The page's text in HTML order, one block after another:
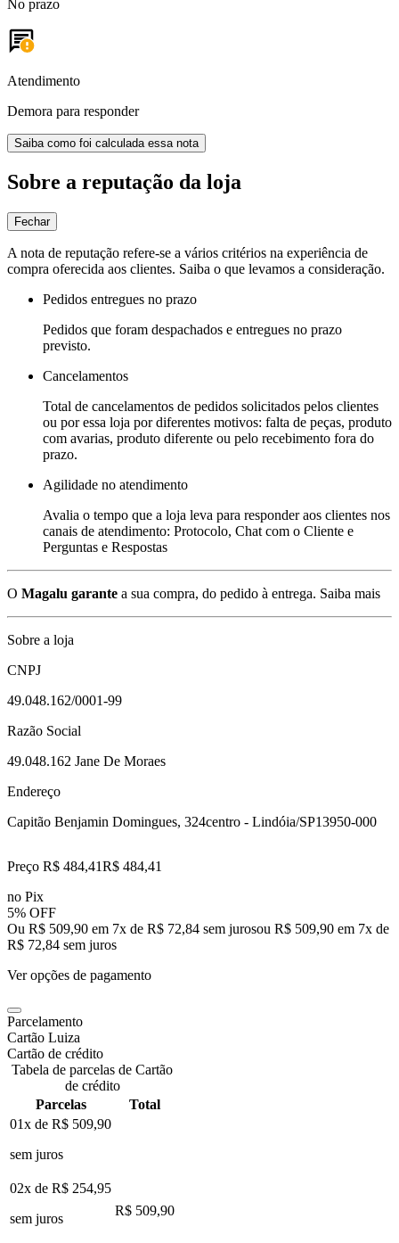
No prazo
Atendimento
Demora para responder
Saiba como foi calculada essa nota
Sobre a reputação da loja
Fechar
A nota de reputação refere-se a vários critérios na experiência de
compra oferecida aos clientes. Saiba o que levamos a consideração.
Pedidos entregues no prazo
Pedidos que foram despachados e entregues no prazo
previsto.
Cancelamentos
Total de cancelamentos de pedidos solicitados pelos clientes
ou por essa loja por diferentes motivos: falta de peças, produto
com avarias, produto diferente ou pelo recebimento fora do
prazo.
Agilidade no atendimento
Avalia o tempo que a loja leva para responder aos clientes nos
canais de atendimento: Protocolo, Chat com o Cliente e
Perguntas e Respostas
O Magalu garante a sua compra, do pedido à entrega. Saiba mais
Sobre a loja
CNPJ
49.048.162/0001-99
Razão Social
49.048.162 Jane De Moraes
Endereço
Capitão Benjamin Domingues, 324centro - Lindóia/SP13950-000
Preço R$ 484,41R$ 484,41
no Pix
5% OFF
Ou R$ 509,90 em 7x de R$ 72,84 sem jurosou R$ 509,90 em 7x de
R$ 72,84 sem juros
Ver opções de pagamento
Parcelamento
Cartão Luiza
Cartão de crédito
Tabela de parcelas de Cartão
de crédito
Parcelas
Total
01x de R$ 509,90
sem juros
02x de R$ 254,95
sem juros
R$ 509,90